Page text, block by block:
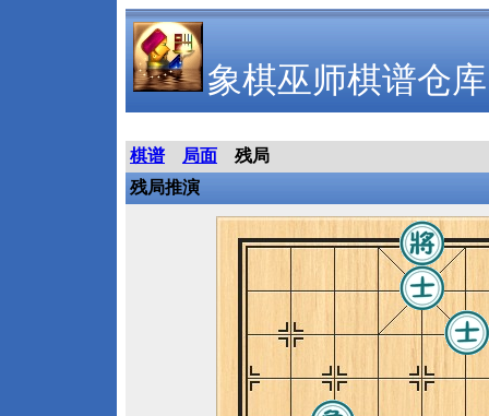
象棋巫师棋谱仓库
棋谱 局面
残局
残局推演